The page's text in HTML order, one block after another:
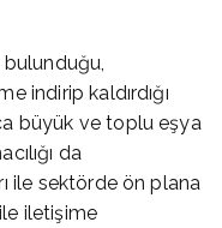
indirip kaldırdığı
büyük ve toplu eşya
da
ile sektörde ön plana
iletişime